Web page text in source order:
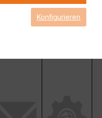
Konfigurieren